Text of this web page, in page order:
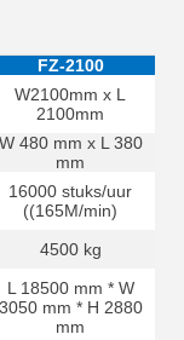
FZ-2100
W2100mm x L
2100mm
W 480 mm x L 380
mm
16000 stuks/uur
((165M/min)
4500 kg
L 18500 mm * W
3050 mm * H 2880
mm